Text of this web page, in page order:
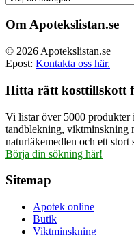
Om Apotekslistan.se
© 2026 Apotekslistan.se
Epost: Kontakta oss här.
Hitta rätt kosttillskott
Vi listar över 5000
tandblekning, viktminskning
naturläkemedlen och ett
Börja din sökning här!
Sitemap
Apotek online
Butik
Viktminskning